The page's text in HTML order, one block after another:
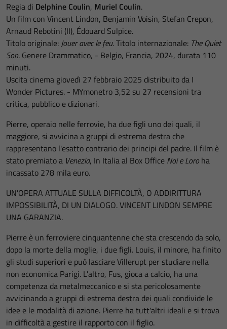
Regia di Delphine Coulin, Muriel Coulin.
Un film con Vincent Lindon, Benjamin Voisin, Stefan Crepon,
Arnaud Rebotini (II), Édouard Sulpice.
Titolo originale:Jouer avec le feu. Titolo internazionale: The Quiet
Son. Genere Drammatico, - Belgio, Francia, 2024, durata 110
minuti.
Uscita cinema giovedì 27 febbraio 2025 distribuito da I
Wonder Pictures. - MYmonetro 3,52 su 27 recensioni tra
critica, pubblico e dizionari.
Pierre, operaio nelle ferrovie, ha due figli uno dei quali, il
maggiore, si avvicina a gruppi di estrema destra che
rappresentano l'esatto contrario dei principi del padre. Il film è
stato premiato a Venezia, In Italia al Box Office Noi e Loro ha
incassato 278 mila euro.
UN'OPERA ATTUALE SULLA DIFFICOLTÀ, O ADDIRITTURA
IMPOSSIBILITÀ, DI UN DIALOGO. VINCENT LINDON SEMPRE
UNA GARANZIA.
Pierre è un ferroviere cinquantenne che sta crescendo da solo,
dopo la morte della moglie, i due figli. Louis, il minore, ha finito
gli studi superiori e può lasciare Villerupt per studiare nella
non economica Parigi. L'altro, Fus, gioca a calcio, ha una
competenza da metalmeccanico e si sta pericolosamente
avvicinando a gruppi di estrema destra dei quali condivide le
idee e le modalità di azione. Pierre ha tutt'altri ideali e si trova
in difficoltà a gestire il rapporto con il figlio.